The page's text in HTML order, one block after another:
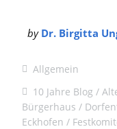
by Dr. Birgitta
Allgemein
10 Jahre Blog
Bürgerhaus
Eckhofen